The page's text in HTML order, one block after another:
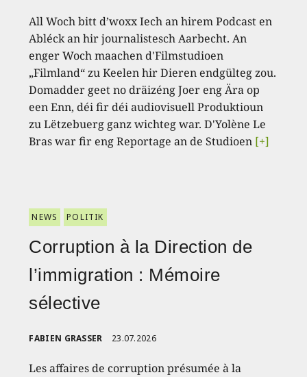
All Woch bitt d’woxx Iech an hirem Podcast en
Abléck an hir journalistesch Aarbecht. An
enger Woch maachen d'Filmstudioen
„Filmland“ zu Keelen hir Dieren endgülteg zou.
Domadder geet no dräizéng Joer eng Ära op
een Enn, déi fir déi audiovisuell Produktioun
zu Lëtzebuerg ganz wichteg war. D'Yolène Le
Bras war fir eng Reportage an de Studioen [+]
NEWS POLITIK
Corruption à la Direction de
l’immigration : Mémoire
sélective
FABIEN GRASSER 23.07.2026
Les affaires de corruption présumée à la